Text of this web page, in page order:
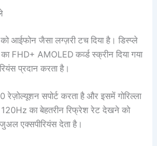
को आईफोन जैसा लग्ज़री टच दिया है। डिस्प्ले
FHD+ AMOLED कर्व्ड स्क्रीन दिया गया
प्रदान करता है।
सपोर्ट करता है और इसमें गोरिल्ला
का बेहतरीन रिफ्रेश रेट देखने को
एक्सपीरियंस देता है।